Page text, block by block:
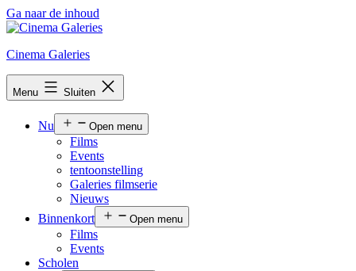
Ga naar de inhoud
Cinema Galeries
Menu Sluiten
Nu Open menu
Films
Events
tentoonstelling
Galeries filmserie
Nieuws
Binnenkort
Open menu
Films
Events
Scholen